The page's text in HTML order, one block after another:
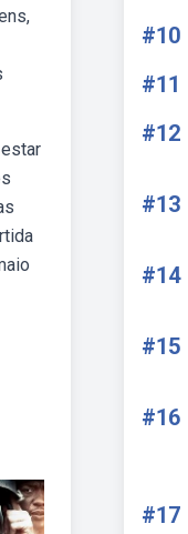
#10
#11
#12
#13
#14
#15
#16
#17